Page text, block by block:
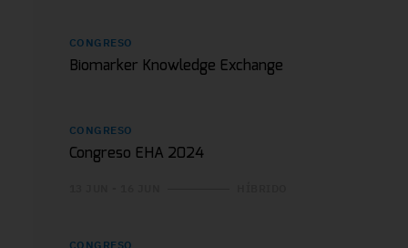
CONGRESO
Biomarker Knowledge Exchange
CONGRESO
Congreso EHA 2024
CONGRESO